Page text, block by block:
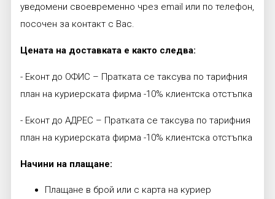
уведомени своевременно чрез email или по телефон,
посочен за контакт с Вас.
Цената на доставката е както следва:
- Еконт до ОФИС – Пратката се таксува по тарифния
план на куриерската фирма -10% клиентска отстъпка
- Еконт до АДРЕС – Пратката се таксува по тарифния
план на куриерската фирма -10% клиентска отстъпка
Начини на плащане:
Плащане в брой или с карта на куриер